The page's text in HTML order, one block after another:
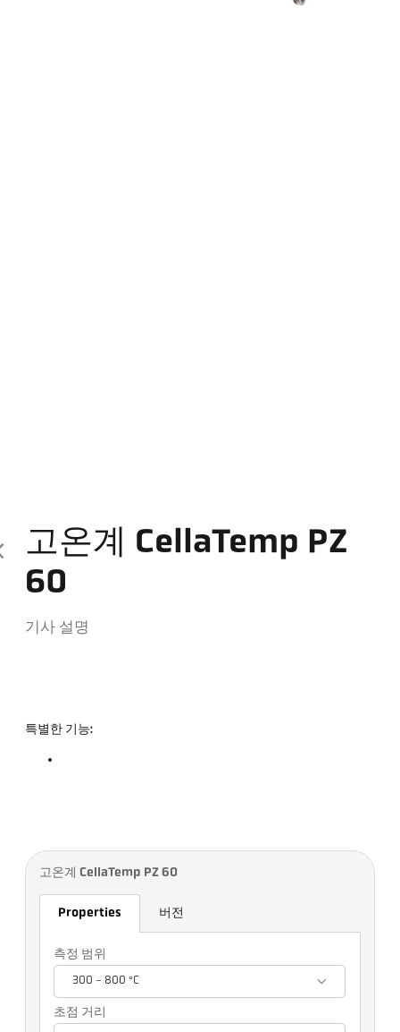
고온계 CellaTemp PZ
60
기사 설명
특별한 기능:
고온계 CellaTemp PZ 60
Properties 버전
측정 범위
300 - 800 °C
초점 거리